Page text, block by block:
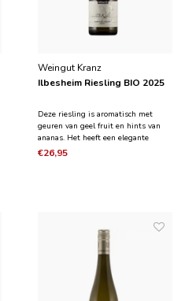
Weingut Kranz
Ilbesheim Riesling BIO 2025
Deze riesling is aromatisch met
geuren van geel fruit en hints van
ananas. Het heeft een elegante
frisheid met een kalkachtige
mineraliteit op de afdronk. De wijn is
€26,95